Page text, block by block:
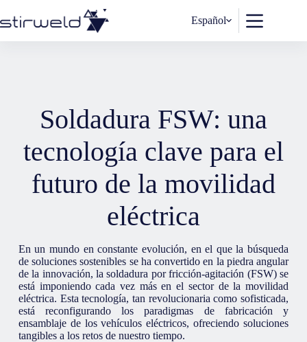
al
contenido
Español
Soldadura FSW: una
tecnología clave para el
futuro de la movilidad
eléctrica
En un mundo en constante evolución, en el que la búsqueda
de soluciones sostenibles se ha convertido en la piedra angular
de la innovación, la soldadura por fricción-agitación (FSW) se
está imponiendo cada vez más en el sector de la movilidad
eléctrica. Esta tecnología, tan revolucionaria como sofisticada,
está reconfigurando los paradigmas de fabricación y
ensamblaje de los vehículos eléctricos, ofreciendo soluciones
tangibles a los retos de nuestro tiempo.